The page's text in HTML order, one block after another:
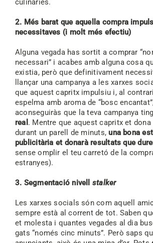
culinàries.
2. Més barat que aquella compra
necessitaves (i molt més efectiu)
Alguna vegada has sortit a comprar
necessari” i acabes amb alguna cosa
existia, però que definitivament
llançar una campanya a les xarxes
que aquest capritx impulsiu i, al
espelma amb aroma de “bosc
aconseguiràs que la teva campanya
real . Mentre que aquest capritx et
durant un parell de minuts,una bona
publicitària et donarà resultats que
sense omplir el teu carretó de la
estranyes).
3. Segmentació nivell stalker
Les xarxes socials són com aquell
sempre està al corrent de tot. Saben
et molesta i quantes vegades al dia
gats “només cinc minuts”. Però saps